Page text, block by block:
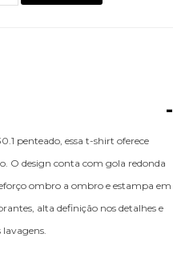
-
penteado, essa t-shirt oferece
O design conta com gola redonda
ombro a ombro e estampa em
alta definição nos detalhes e